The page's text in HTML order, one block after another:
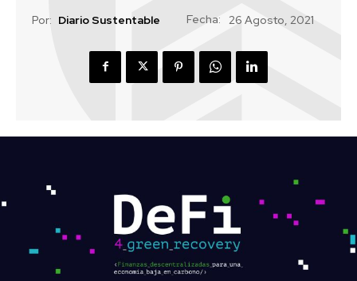
Por: Diario Sustentable Fecha: 26 Agosto, 2021